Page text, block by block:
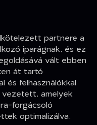
partnere a
iparágnak, és ez
vált ebben
át tartó
és felhasználókkal
amelyek
forgácsoló
optimalizálva.